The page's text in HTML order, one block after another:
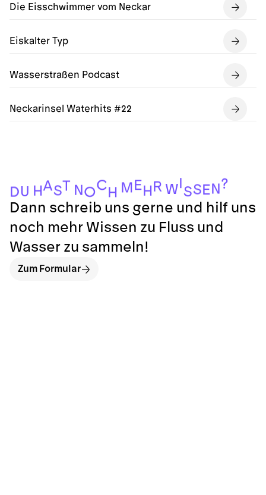
Die Eisschwimmer vom Neckar
Eiskalter Typ
Wasserstraßen Podcast
Neckarinsel Waterhits #22
DU H AST N OCH M E H R W SS E N ?
Dann schreib uns gerne und hilf uns
noch mehr Wissen zu Fluss und
Wasser zu sammeln!
Zum Formular